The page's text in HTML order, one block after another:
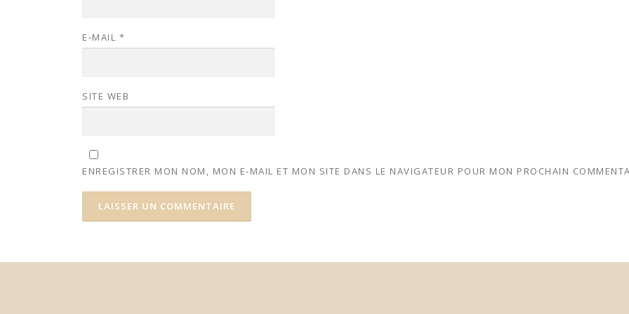
E-MAIL *
SITE WEB
ENREGISTRER MON NOM, MON E-MAIL ET MON SITE DANS LE NAVIGATEUR POUR MON PROCHAIN